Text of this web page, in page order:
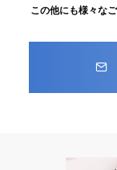
この他にも様々な